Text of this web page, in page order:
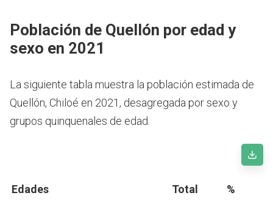
Población de Quellón por edad y
sexo en 2021
La siguiente tabla muestra la población estimada de
Quellón, Chiloé en 2021, desagregada por sexo y
grupos quinquenales de edad.
Edades Total %